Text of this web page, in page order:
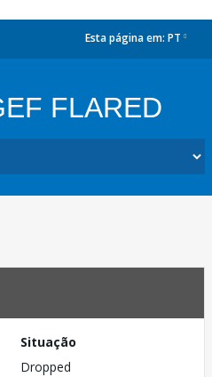
Esta página em: PT
FLARED
Situação
Dropped